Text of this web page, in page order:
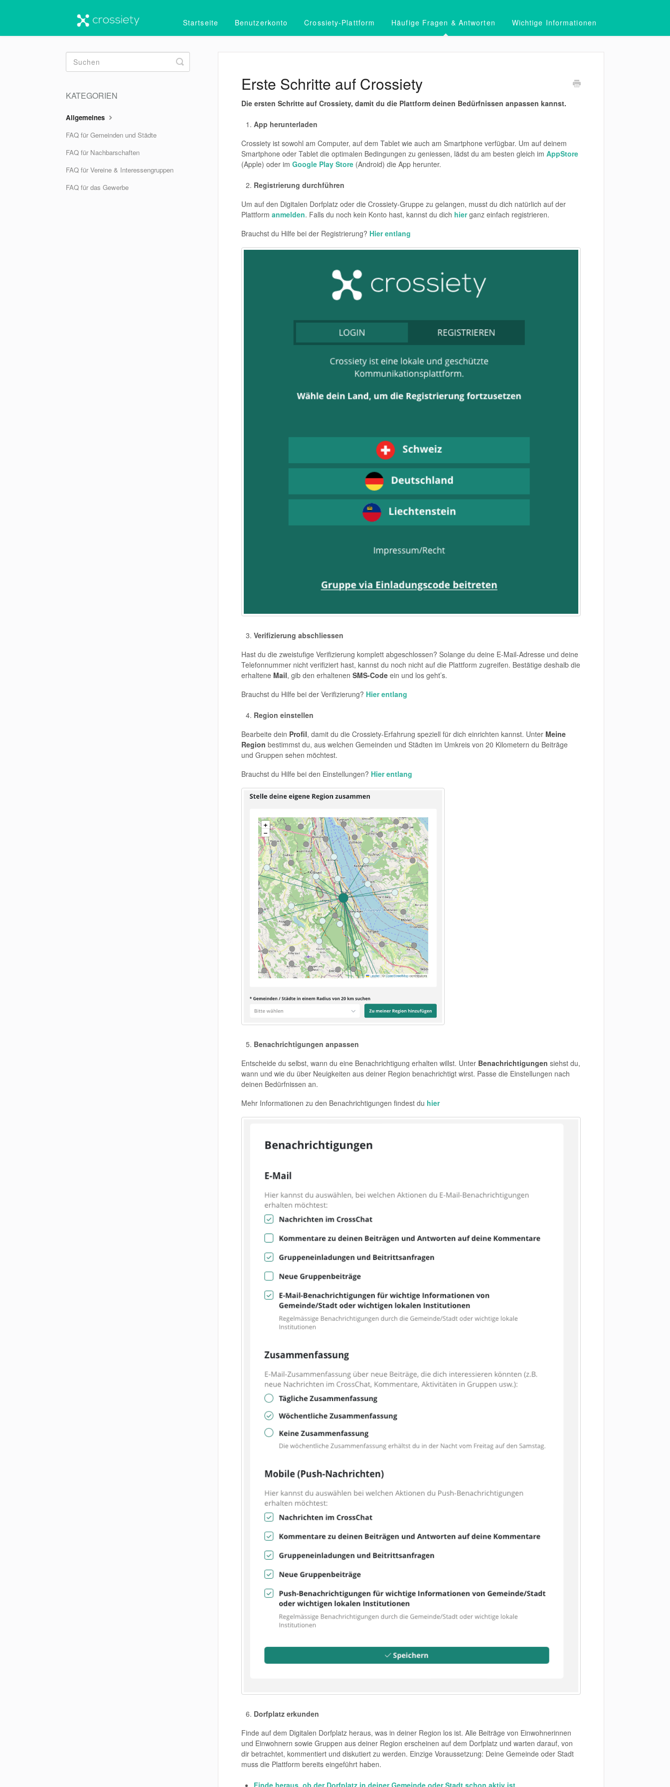
Startseite Benutzerkonto Crossiety-Plattform Häufige Fragen & Antworten Wichtige Informationen
Erste Schritte auf Crossiety
Die ersten Schritte auf Crossiety, damit du die Plattform deinen Bedürfnissen anpassen kannst.
App herunterladen
Crossiety ist sowohl am Computer, auf dem Tablet wie auch am Smartphone verfügbar. Um auf deinem
Smartphone oder Tablet die optimalen Bedingungen zu geniessen, lädst du am besten gleich im AppStore
(Apple) oder im Google Play Store(Android) die App herunter.
Registrierung durchführen
Um auf den Digitalen Dorfplatz oder die Crossiety-Gruppe zu gelangen, musst du dich natürlich auf der
Plattform anmelden. Falls du noch kein Konto hast, kannst du dich hierganz einfach registrieren.
Brauchst du Hilfe bei der Registrierung? Hier entlang
Verifizierung abschliessen
Hast du die zweistufige Verifizierung komplett abgeschlossen? Solange du deine E-Mail-Adresse und deine
Telefonnummer nicht verifiziert hast, kannst du noch nicht auf die Plattform zugreifen. Bestätige deshalb die
erhaltene Mail, gib den erhaltenen SMS-Codeein und los geht’s.
Brauchst du Hilfe bei der Verifizierung? Hier entlang
Region einstellen
Bearbeite dein Profil, damit du die Crossiety-Erfahrung speziell für dich einrichten kannst. Unter Meine
Region bestimmst du, aus welchen Gemeinden und Städten im Umkreis von 20 Kilometern du Beiträge
und Gruppen sehen möchtest.
Brauchst du Hilfe bei den Einstellungen? Hierentlang
Benachrichtigungen anpassen
Entscheide du selbst, wann du eine Benachrichtigung erhalten willst. Unter Benachrichtigungen siehst du,
wann und wie du über Neuigkeiten aus deiner Region benachrichtigt wirst. Passe die Einstellungen nach
deinen Bedürfnissen an.
Mehr Informationen zu den Benachrichtigungen findest du hier
Dorfplatz erkunden
Finde auf dem Digitalen Dorfplatz heraus, was in deiner Region los ist. Alle Beiträge von Einwohnerinnen
und Einwohnern sowie Gruppen aus deiner Region erscheinen auf dem Dorfplatz und warten darauf, von
dir betrachtet, kommentiert und diskutiert zu werden. Einzige Voraussetzung: Deine Gemeinde oder Stadt
muss die Plattform bereits eingeführt haben.
Toggle
Search
KATEGORIEN
Allgemeines
FAQ für Gemeinden und Städte
FAQ für Nachbarschaften
FAQ für Vereine & Interessengruppen
FAQ für das Gewerbe